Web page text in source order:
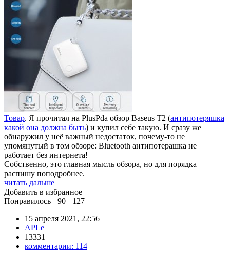
Товар. Я прочитал на PlusPda обзор Baseus T2 (антипотеряшка
какой она должна быть) и купил себе такую. И сразу же
обнаружил у неё важный недостаток, почему-то не
упомянутый в том обзоре: Bluetooth антипотерашка не
работает без интернета!
Собственно, это главная мысль обзора, но для порядка
распишу поподробнее.
читать дальше
Добавить в избранное
Понравилось +90 +127
15 апреля 2021, 22:56
APLe
13331
комментарии: 114